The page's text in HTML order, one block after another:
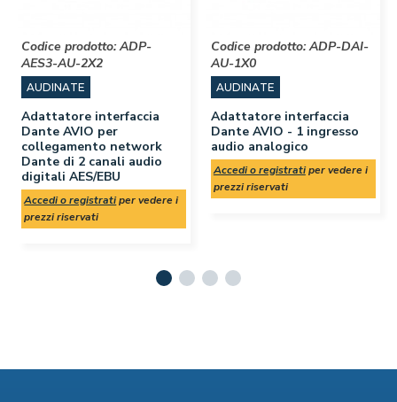
Codice prodotto:ADP-
AES3-AU-2X2
AUDINATE
Adattatore interfaccia
Dante AVIO per
collegamento network
Dante di 2 canali audio
digitali AES/EBU
Accedi o registratiper vedere i
prezzi riservati
Codice prodotto:ADP-DAI-
AU-1X0
AUDINATE
Adattatore interfaccia
Dante AVIO - 1 ingresso
audio analogico
Accedi o registratiper vedere i
prezzi riservati